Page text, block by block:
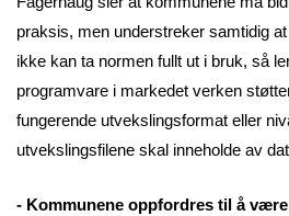
praksis, men understreker samtidig
ikke kan ta normen fullt ut i bruk, så
programvare i markedet verken
fungerende utvekslingsformat eller
utvekslingsfilene skal inneholde av
- Kommunene oppfordres til å